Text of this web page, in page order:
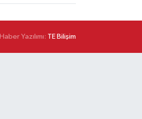
Haber Yazılımı: TE Bilişim